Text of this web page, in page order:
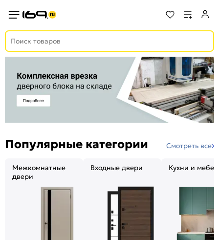
Популярные категории Смотреть все
Межкомнатные
двери
Входные двери Кухни и